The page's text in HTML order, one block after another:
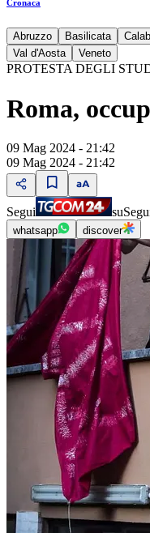
Cronaca
Abruzzo Basilicata
Val d'Aosta
Veneto
PROTESTA DEGLI
Roma,
09 Mag 2024 - 21:42
09 Mag 2024 - 21:42
Segui su
whatsapp discover